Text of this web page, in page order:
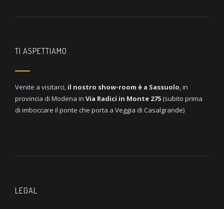
TI ASPETTIAMO
Venite a visitarci, il nostro show-room è a Sassuolo, in
provincia di Modena in Via Radici in Monte 275 (subito prima
di imboccare il ponte che porta a Veggia di Casalgrande)
LEGAL